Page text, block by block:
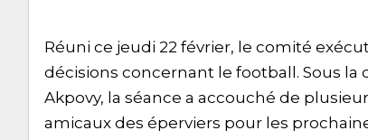
Réuni ce jeudi 22 février, le comité
décisions concernant le football. Sous
Akpovy, la séance a accouché de
amicaux des éperviers pour les